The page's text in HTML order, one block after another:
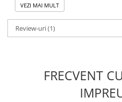
luptători de orice nivel
✔Recomandate pentru lupte
și în antrenamentele zilnice
Fiecare pas contează –
VEZI MAI MULT
Review-uri(1)
FRECVENT